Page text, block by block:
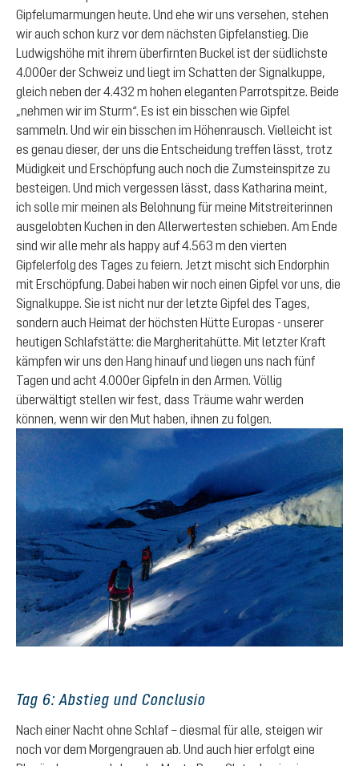
Gipfelumarmungen heute. Und ehe wir uns versehen, stehen
wir auch schon kurz vor dem nächsten Gipfelanstieg. Die
Ludwigshöhe mit ihrem überfirnten Buckel ist der südlichste
4.000er der Schweiz und liegt im Schatten der Signalkuppe,
gleich neben der 4.432 m hohen eleganten Parrotspitze. Beide
„nehmen wir im Sturm“. Es ist ein bisschen wie Gipfel
sammeln. Und wir ein bisschen im Höhenrausch. Vielleicht ist
es genau dieser, der uns die Entscheidung treffen lässt, trotz
Müdigkeit und Erschöpfung auch noch die Zumsteinspitze zu
besteigen. Und mich vergessen lässt, dass Katharina meint,
ich solle mir meinen als Belohnung für meine Mitstreiterinnen
ausgelobten Kuchen in den Allerwertesten schieben. Am Ende
sind wir alle mehr als happy auf 4.563 m den vierten
Gipfelerfolg des Tages zu feiern. Jetzt mischt sich Endorphin
mit Erschöpfung. Dabei haben wir noch einen Gipfel vor uns, die
Signalkuppe. Sie ist nicht nur der letzte Gipfel des Tages,
sondern auch Heimat der höchsten Hütte Europas - unserer
heutigen Schlafstätte: die Margheritahütte. Mit letzter Kraft
kämpfen wir uns den Hang hinauf und liegen uns nach fünf
Tagen und acht 4.000er Gipfeln in den Armen. Völlig
überwältigt stellen wir fest, dass Träume wahr werden
können, wenn wir den Mut haben, ihnen zu folgen.
Tag 6: Abstieg und Conclusio
Nach einer Nacht ohne Schlaf – diesmal für alle, steigen wir
noch vor dem Morgengrauen ab. Und auch hier erfolgt eine